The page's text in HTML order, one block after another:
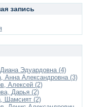
запись
Эдуардовна (4)
Анна Александровна (3)
Алексей (2)
Дарья (2)
Шамсият (2)